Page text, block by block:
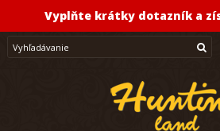
Vyplňte krátky dotazník a